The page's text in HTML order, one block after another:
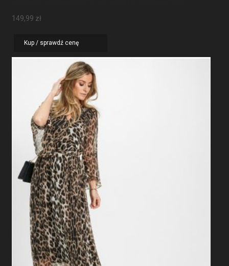
149,99 zł
Kup / sprawdź cenę